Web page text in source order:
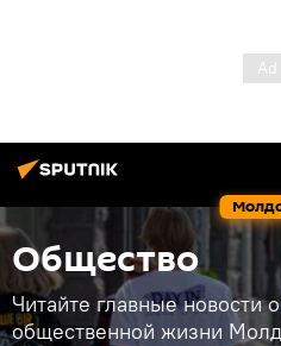
Общество
Читайте главные новости
общественной жизни